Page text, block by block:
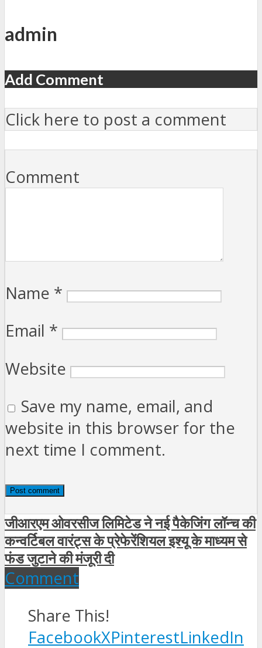
admin
Add Comment
Click here to post a comment
Comment
Name *
Email *
Website
Save my name, email, and
website in this browser for the
next time I comment.
जीआरएम ओवरसीज लिमिटेड ने नई पैकेजिंग लॉन्च की
कन्वर्टिबल वारंट्स के प्रेफेरेंशियल इश्यू के माध्यम से
फंड जुटाने की मंजूरी दी
Comment
Share This!
FacebookXPinterestLinkedIn